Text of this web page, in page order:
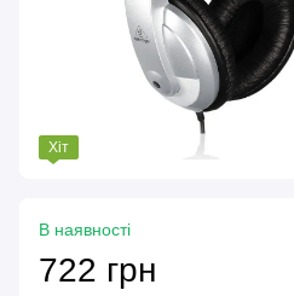
Хіт
В наявності
722 грн